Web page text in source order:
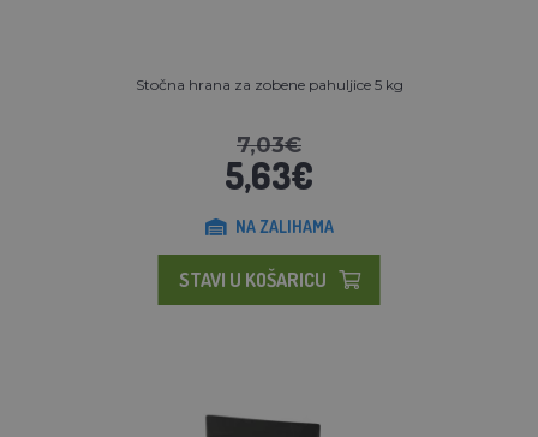
Stočna hrana za zobene pahuljice 5 kg
7,03€
5,63€
NA ZALIHAMA
STAVI U KOŠARICU